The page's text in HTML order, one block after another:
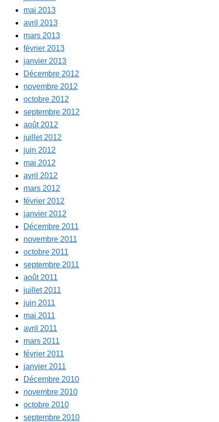
mai 2013
avril 2013
mars 2013
février 2013
janvier 2013
Décembre 2012
novembre 2012
octobre 2012
septembre 2012
août 2012
juillet 2012
juin 2012
mai 2012
avril 2012
mars 2012
février 2012
janvier 2012
Décembre 2011
novembre 2011
octobre 2011
septembre 2011
août 2011
juillet 2011
juin 2011
mai 2011
avril 2011
mars 2011
février 2011
janvier 2011
Décembre 2010
novembre 2010
octobre 2010
septembre 2010